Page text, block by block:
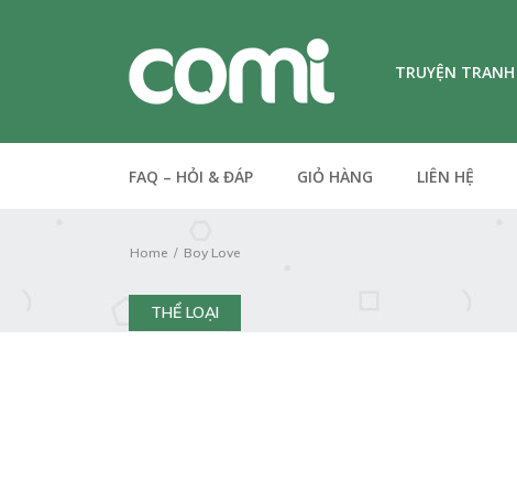
TRUYỆN TRANH
FAQ – HỎI & ĐÁP GIỎ HÀNG LIÊN HỆ
Home Boy Love
THỂ LOẠI